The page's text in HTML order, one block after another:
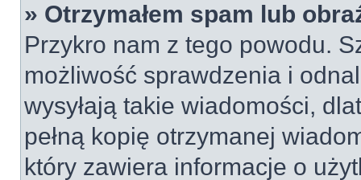
» Otrzymałem spam lub
Przykro nam z tego powodu.
możliwość sprawdzenia i
wysyłają takie wiadomości,
pełną kopię otrzymanej
który zawiera informacje o